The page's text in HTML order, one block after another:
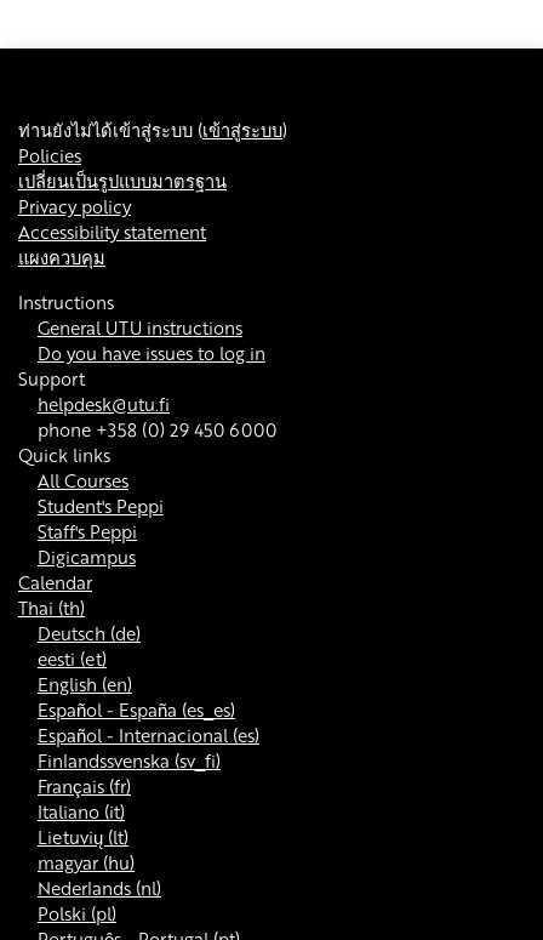
ท่านยังไม่ได้เข้าสู่ระบบ (เข้าสู่ระบบ)
Policies
เปลี่ยนเป็นรูปแบบมาตรฐาน
Privacy policy
Accessibility statement
แผงควบคุม
Instructions
General UTU instructions
Do you have issues to log in
Support
helpdesk@utu.fi
phone +358 (0) 29 450 6000
Quick links
All Courses
Student's Peppi
Staff's Peppi
Digicampus
Calendar
Thai ‎(th)‎
Deutsch ‎(de)‎
eesti ‎(et)‎
English ‎(en)‎
Español - España ‎(es_es)‎
Español - Internacional ‎(es)‎
Finlandssvenska ‎(sv_fi)‎
Français ‎(fr)‎
Italiano ‎(it)‎
Lietuvių ‎(lt)‎
magyar ‎(hu)‎
Nederlands ‎(nl)‎
Polski ‎(pl)‎